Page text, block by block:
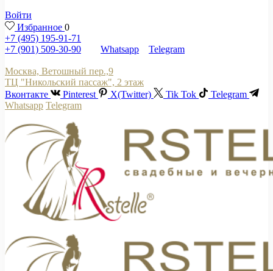
Войти
Избранное 0
+7 (495) 195-91-71
+7 (901) 509-30-90
Whatsapp Telegram
Москва, Ветошный пер.,9
ТЦ "Никольский пассаж", 2 этаж
Вконтакте
Pinterest X(Twitter) Tik Tok
Telegram
Whatsapp Telegram